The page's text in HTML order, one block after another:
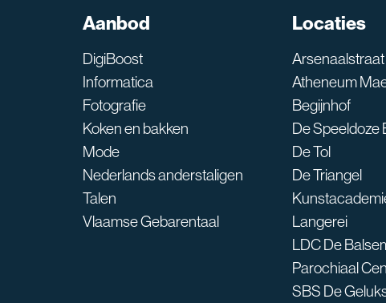
Aanbod
DigiBoost
Informatica
Fotografie
Koken en bakken
Mode
Nederlands anderstaligen
Talen
Vlaamse Gebarentaal
Locaties
Arsenaalstraat
Atheneum
Begijnhof
De Speeldoze
De Tol
De Triangel
Langerei
LDC De
Parochiaal
SBS De
SNT